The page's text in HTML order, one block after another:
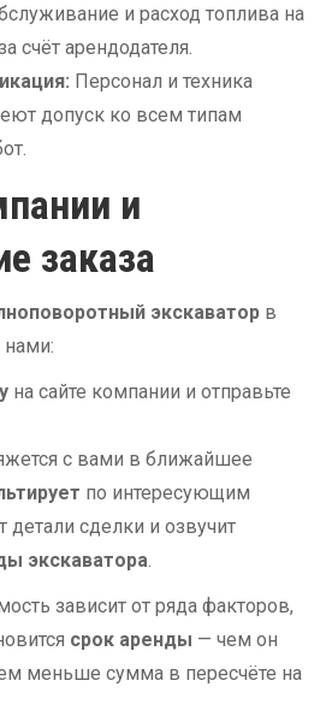
и расход топлива на
счёт арендодателя.
Персонал и техника
допуск ко всем типам
и
заказа
экскаватор в
нами:
на сайте компании и отправьте
с вами в ближайшее
по интересующим
детали сделки и озвучит
экскаватора
зависит от ряда факторов,
срок аренды — чем он
меньше сумма в пересчёте на